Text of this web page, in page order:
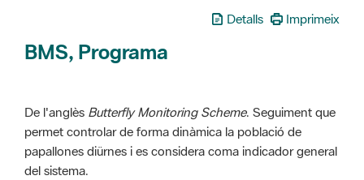
Detalls Imprimeix
BMS, Programa
De l'anglès Butterfly Monitoring Scheme. Seguiment que
permet controlar de forma dinàmica la població de
papallones diürnes i es considera coma indicador general
del sistema.